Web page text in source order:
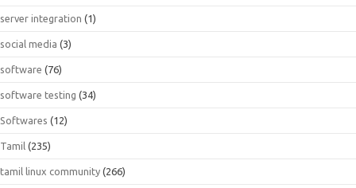
server integration (1)
social media (3)
software (76)
software testing (34)
Softwares (12)
Tamil (235)
tamil linux community (266)